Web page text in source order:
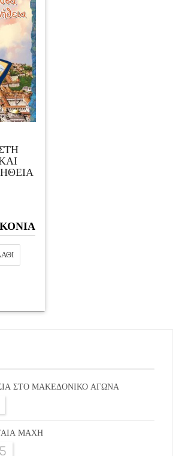
ΣΤΟ ΜΑΚΕΔΟΝΙΚΟ ΑΓΩΝΑ
ΜΑΧΗ